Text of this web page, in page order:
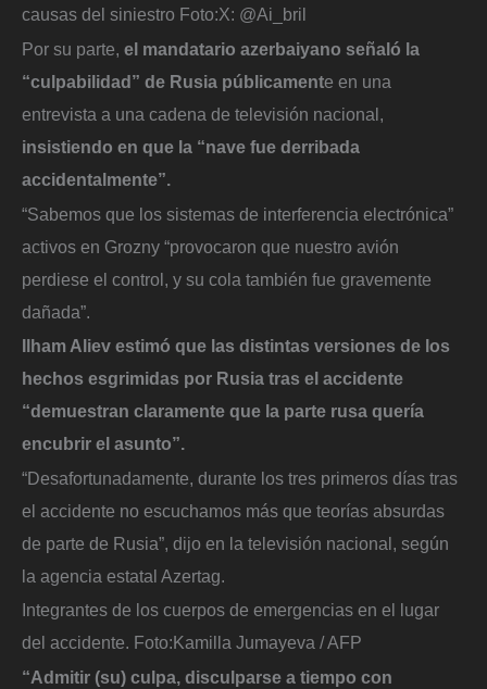
causas del siniestro Foto:X: @Ai_bril
Por su parte, el mandatario azerbaiyano señaló la
“culpabilidad” de Rusia públicamente en una
entrevista a una cadena de televisión nacional,
insistiendo en que la “nave fue derribada
accidentalmente”.
“Sabemos que los sistemas de interferencia electrónica”
activos en Grozny “provocaron que nuestro avión
perdiese el control, y su cola también fue gravemente
dañada”.
Ilham Aliev estimó que las distintas versiones de los
hechos esgrimidas por Rusia tras el accidente
“demuestran claramente que la parte rusa quería
encubrir el asunto”.
“Desafortunadamente, durante los tres primeros días tras
el accidente no escuchamos más que teorías absurdas
de parte de Rusia”, dijo en la televisión nacional, según
la agencia estatal Azertag.
Integrantes de los cuerpos de emergencias en el lugar
del accidente. Foto: Kamilla Jumayeva / AFP
“Admitir (su) culpa, disculparse a tiempo con